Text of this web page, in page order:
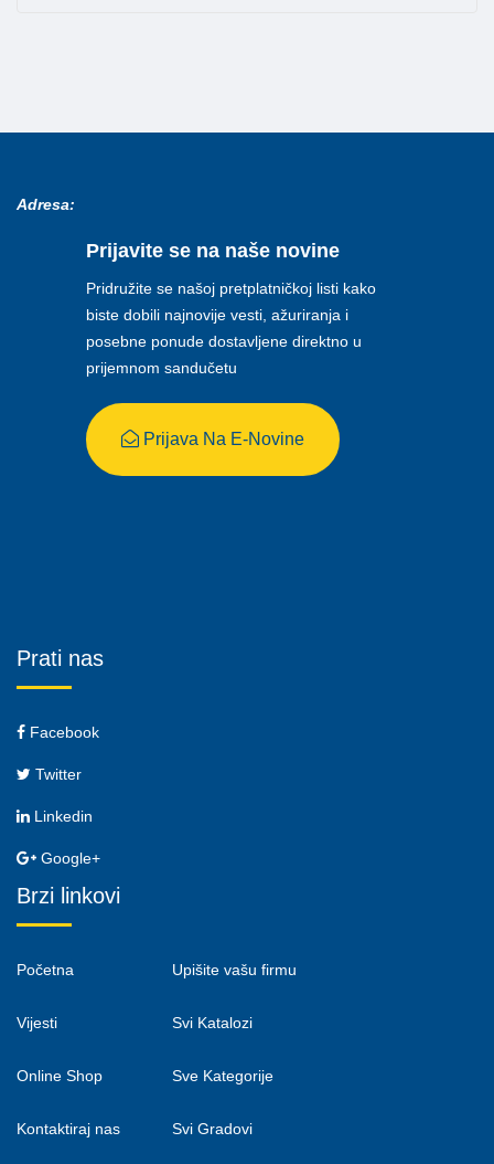
Adresa:
Prijavite se na naše novine
Pridružite se našoj pretplatničkoj listi kako
biste dobili najnovije vesti, ažuriranja i
posebne ponude dostavljene direktno u
prijemnom sandučetu
Prijava Na E-Novine
Prati nas
Facebook
Twitter
Linkedin
Google+
Brzi linkovi
Početna
Vijesti
Online Shop
Kontaktiraj nas
Upišite vašu firmu
Svi Katalozi
Sve Kategorije
Svi Gradovi